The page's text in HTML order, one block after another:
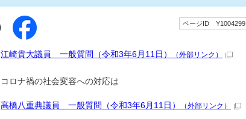
ページID Y1004299
江崎貴大議員 一般質問（令和3年6月11日） （外部リンク）
コロナ禍の社会変容への対応は
高橋八重典議員 一般質問（令和3年6月11日） （外部リンク）